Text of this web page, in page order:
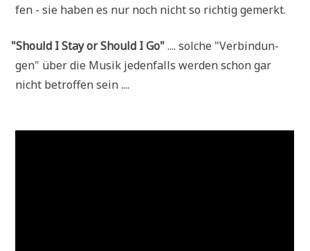
fen - sie haben es nur noch nicht so rich­tig gemerkt.
"Should I Stay or Should I Go" .... sol­che "Ver­bin­dun­
gen" über die Musik jeden­falls wer­den schon gar
nicht betrof­fen sein ....